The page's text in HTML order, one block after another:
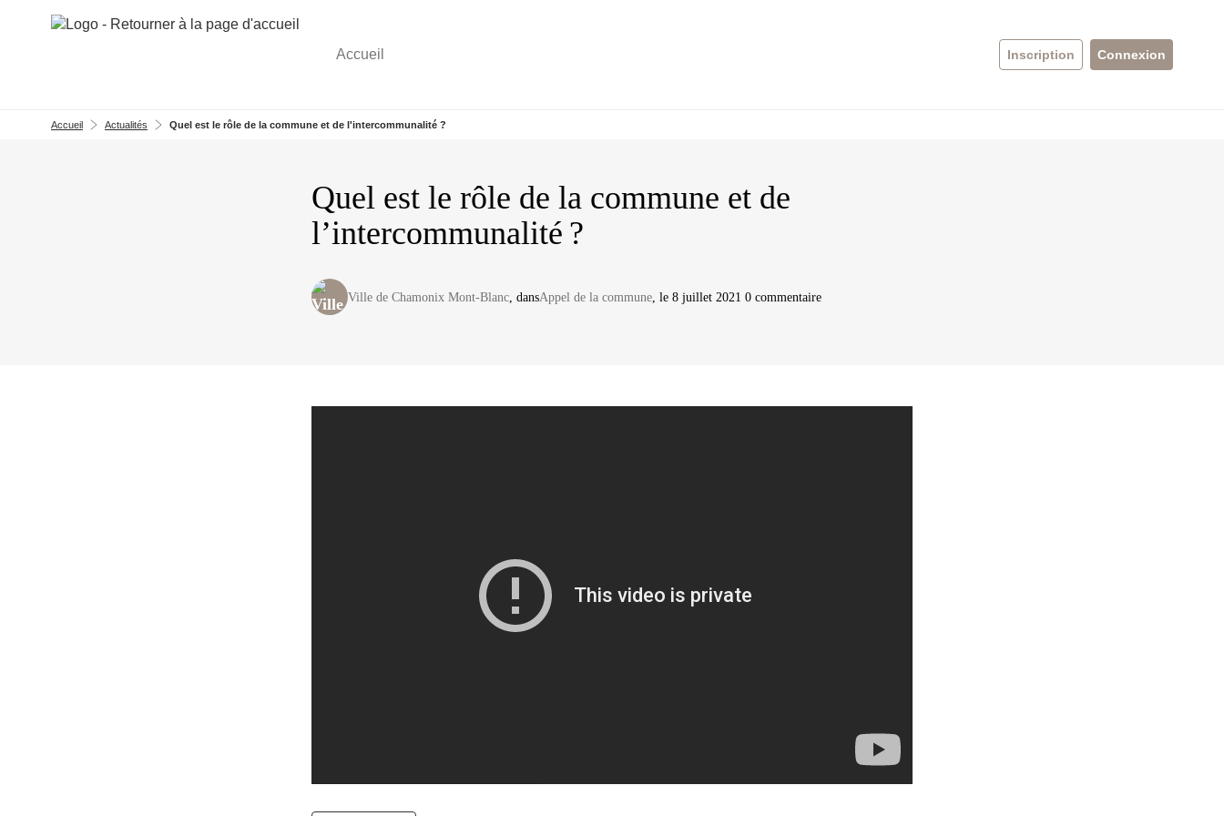
Aller au menu Aller au contenu
Accueil Inscription Connexion
Accueil Actualités Quel est le rôle de la commune et de l'intercommunalité ?
Quel est le rôle de la commune et de
l’intercommunalité ?
Ville de Chamonix Mont-Blanc , dansAppel de la commune , le 8 juillet 2021 0 commentaire